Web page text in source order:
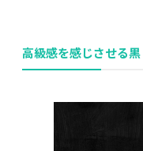
高級感を感じさせる